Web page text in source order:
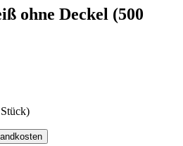
ohne Deckel (500